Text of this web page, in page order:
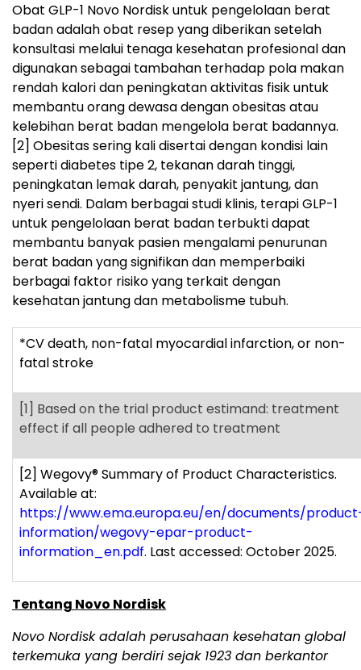
Obat GLP-1 Novo Nordisk untuk pengelolaan berat
badan adalah obat resep yang diberikan setelah
konsultasi melalui tenaga kesehatan profesional dan
digunakan sebagai tambahan terhadap pola makan
rendah kalori dan peningkatan aktivitas fisik untuk
membantu orang dewasa dengan obesitas atau
kelebihan berat badan mengelola berat badannya.
[2] Obesitas sering kali disertai dengan kondisi lain
seperti diabetes tipe 2, tekanan darah tinggi,
peningkatan lemak darah, penyakit jantung, dan
nyeri sendi. Dalam berbagai studi klinis, terapi GLP-1
untuk pengelolaan berat badan terbukti dapat
membantu banyak pasien mengalami penurunan
berat badan yang signifikan dan memperbaiki
berbagai faktor risiko yang terkait dengan
kesehatan jantung dan metabolisme tubuh.
*CV death, non-fatal myocardial infarction, or non-
fatal stroke
[1] Based on the trial product estimand: treatment
effect if all people adhered to treatment
[2] Wegovy®Summary of Product Characteristics.
Available at:
https://www.ema.europa.eu/en/documents/
information/wegovy-epar-product-
information_en.pdf. Last accessed: October 2025.
Tentang Novo Nordisk
Novo Nordisk adalah perusahaan kesehatan global
terkemuka yang berdiri sejak 1923 dan berkantor